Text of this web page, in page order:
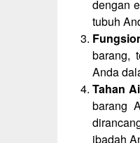
dengan
tubuh
barang,
Anda
Tahan
barang
ibadah